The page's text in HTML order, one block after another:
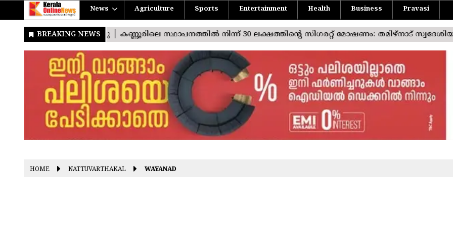
News Agriculture Sports Entertainment Health Business Pravasi
HOME NATTUVARTHAKAL WAYANAD